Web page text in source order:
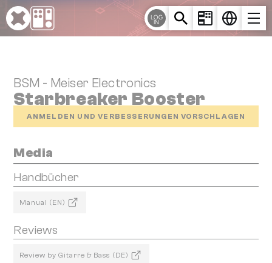
Cookie-Einstellungen
LOG
IN
BSM - Meiser Electronics
Starbreaker Booster
ANMELDEN UND VERBESSERUNGEN VORSCHLAGEN
Media
Handbücher
Manual (EN)
Reviews
Review by Gitarre & Bass (DE)